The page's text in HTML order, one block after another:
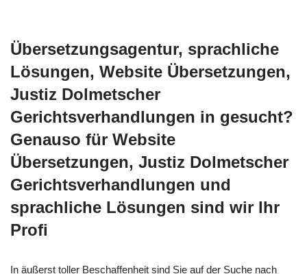
Übersetzungsagentur, sprachliche
Lösungen, Website Übersetzungen,
Justiz Dolmetscher
Gerichtsverhandlungen in gesucht?
Genauso für Website
Übersetzungen, Justiz Dolmetscher
Gerichtsverhandlungen und
sprachliche Lösungen sind wir Ihr
Profi
In äußerst toller Beschaffenheit sind Sie auf der Suche nach